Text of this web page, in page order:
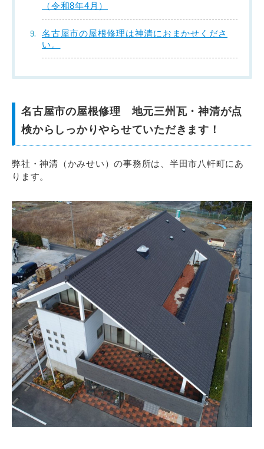
（令和8年4月）
名古屋市の屋根修理は神清におまかせくださ
い。
名古屋市の屋根修理 地元三州瓦・神清が点
検からしっかりやらせていただきます！
弊社・神清（かみせい）の事務所は、半田市八軒町にあ
ります。